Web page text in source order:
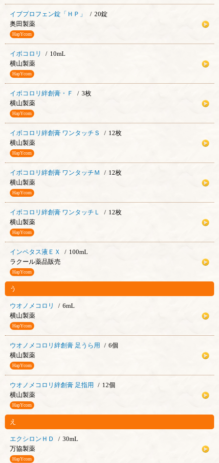
イブプロフェン錠「ＨＰ」
20錠
奥田製薬
HapYcom
イボコロリ
10mL
横山製薬
HapYcom
イボコロリ絆創膏・Ｆ
3枚
横山製薬
HapYcom
イボコロリ絆創膏 ワンタッチＳ
12枚
横山製薬
HapYcom
イボコロリ絆創膏 ワンタッチＭ
12枚
横山製薬
HapYcom
イボコロリ絆創膏 ワンタッチＬ
12枚
横山製薬
HapYcom
インペタス液ＥＸ
100mL
ラクール薬品販売
HapYcom
う
ウオノメコロリ
6mL
横山製薬
HapYcom
ウオノメコロリ絆創膏 足うら用
6個
横山製薬
HapYcom
ウオノメコロリ絆創膏 足指用
12個
横山製薬
HapYcom
え
エクシロンＨＤ
30mL
万協製薬
HapYcom